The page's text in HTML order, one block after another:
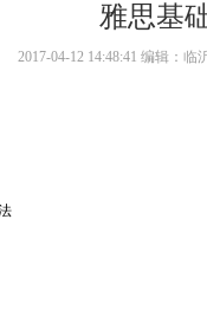
雅思基
2017-04-12 14:48:41 编辑：